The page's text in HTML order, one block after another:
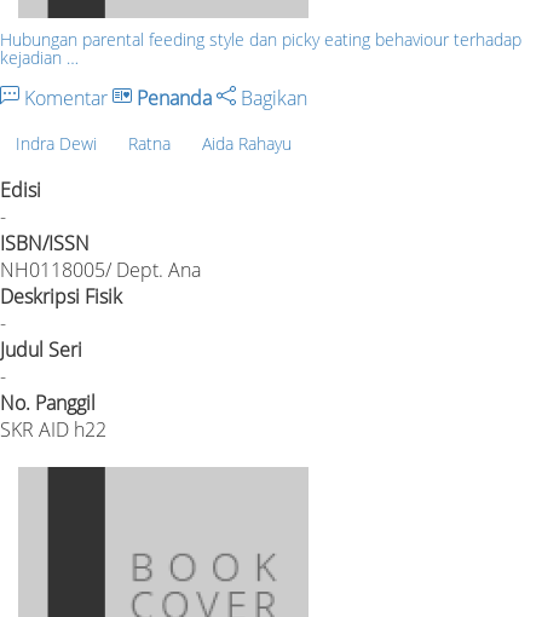
Hubungan parental feeding style dan picky eating behaviour terhadap
kejadian …
Komentar Penanda Bagikan
Indra Dewi Ratna Aida Rahayu
Edisi
-
ISBN/ISSN
NH0118005/ Dept. Ana
Deskripsi Fisik
-
Judul Seri
-
No. Panggil
SKR AID h22